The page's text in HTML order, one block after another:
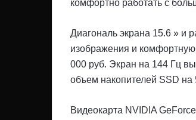
комфортно работать с
Диагональ экрана 15.6 » и
изображения и комфортную
000 руб. Экран на 144 Гц
объем накопителей SSD
Видеокарта NVIDIA